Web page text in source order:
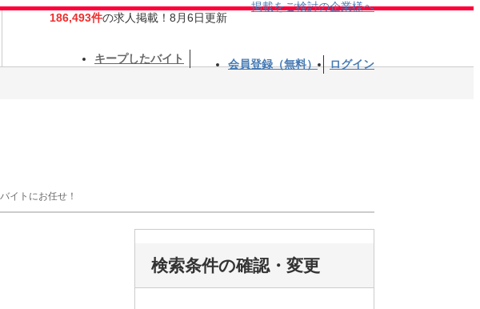
186,493件の求人掲載！8月6日更新
掲載をご検討の企業様へ
キープしたバイト 会員登録（無料） ログイン
イトにお任せ！
検索条件の確認・変更